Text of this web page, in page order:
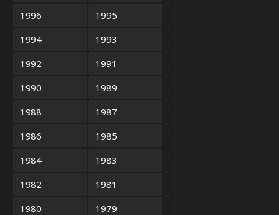
1996
1995
1994
1993
1992
1991
1990
1989
1988
1987
1986
1985
1984
1983
1982
1981
1980
1979